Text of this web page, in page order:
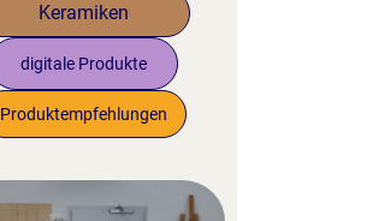
Keramiken
digitale Produkte
Produktempfehlungen